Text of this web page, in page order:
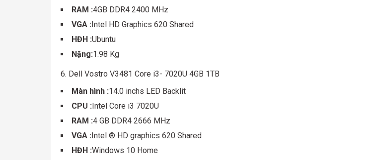
RAM :4GB DDR4 2400 MHz
VGA :Intel HD Graphics 620 Shared
HĐH :Ubuntu
Nặng:1.98 Kg
6. Dell Vostro V3481 Core i3- 7020U 4GB 1TB
Màn hình :14.0 inchs LED Backlit
CPU :Intel Core i3 7020U
RAM :4 GB DDR4 2666 MHz
VGA :Intel ® HD graphics 620 Shared
HĐH :Windows 10 Home